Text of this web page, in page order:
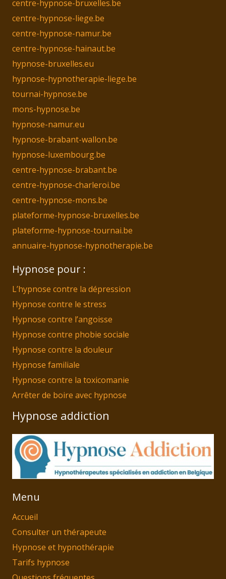
centre-hypnose-bruxelles.be
centre-hypnose-liege.be
centre-hypnose-namur.be
centre-hypnose-hainaut.be
hypnose-bruxelles.eu
hypnose-hypnotherapie-liege.be
tournai-hypnose.be
mons-hypnose.be
hypnose-namur.eu
hypnose-brabant-wallon.be
hypnose-luxembourg.be
centre-hypnose-brabant.be
centre-hypnose-charleroi.be
centre-hypnose-mons.be
plateforme-hypnose-bruxelles.be
plateforme-hypnose-tournai.be
annuaire-hypnose-hypnotherapie.be
Hypnose pour :
L’hypnose contre la dépression
Hypnose contre le stress
Hypnose contre l’angoisse
Hypnose contre phobie sociale
Hypnose contre la douleur
Hypnose familiale
Hypnose contre la toxicomanie
Arrêter de boire avec hypnose
Hypnose addiction
Menu
Accueil
Consulter un thérapeute
Hypnose et hypnothérapie
Tarifs hypnose